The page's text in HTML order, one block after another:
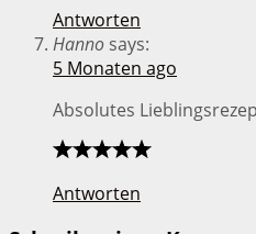
Antworten
Hanno says:
5 Monaten ago
Absolutes
Antworten